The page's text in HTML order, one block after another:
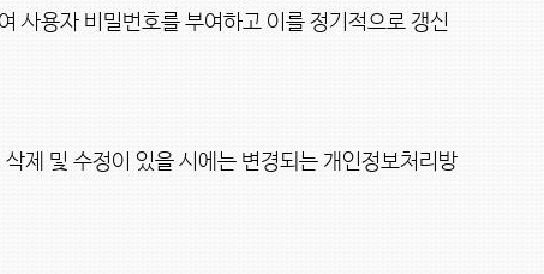
사용자 비밀번호를 부여하고 이를 정기적으로 갱신
제 및 수정이 있을 시에는 변경되는 개인정보처리방